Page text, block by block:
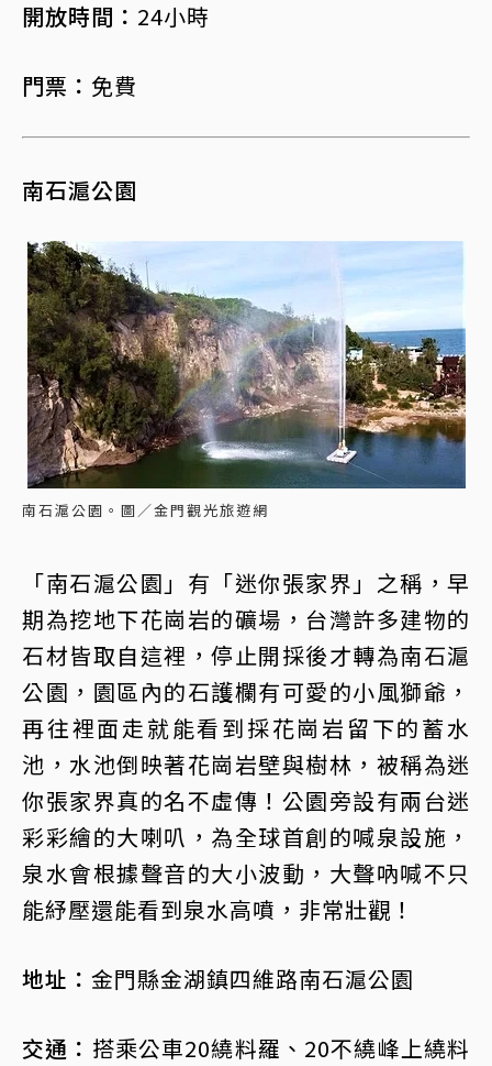
開放時間： 24小時
門票： 免費
南石滬公園
南石滬公園。圖／金門觀光旅遊網
「南石滬公園」有「迷你張家界」之稱，早
期為挖地下花崗岩的礦場，台灣許多建物的
石材皆取自這裡，停止開採後才轉為南石滬
公園，園區內的石護欄有可愛的小風獅爺，
再往裡面走就能看到採花崗岩留下的蓄水
池，水池倒映著花崗岩壁與樹林，被稱為迷
你張家界真的名不虛傳！公園旁設有兩台迷
彩彩繪的大喇叭，為全球首創的喊泉設施，
泉水會根據聲音的大小波動，大聲吶喊不只
能紓壓還能看到泉水高噴，非常壯觀！
地址： 金門縣金湖鎮四維路南石滬公園
交通： 搭乘公車20繞料羅、20不繞峰上繞料